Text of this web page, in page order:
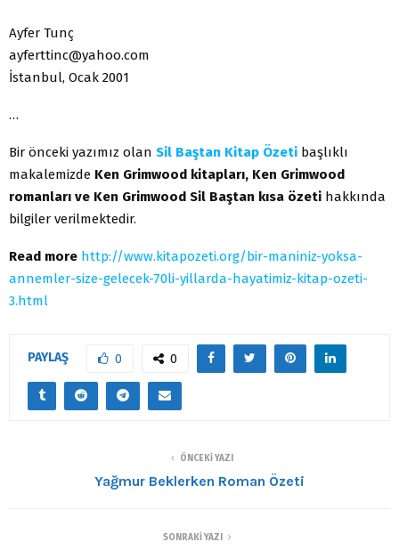
Ayfer Tunç
ayferttinc@yahoo.com
İstanbul, Ocak 2001
…
Bir önceki yazımız olan Sil Baştan Kitap Özeti başlıklı
makalemizde Ken Grimwood kitapları, Ken Grimwood
romanları ve Ken Grimwood Sil Baştan kısa özeti hakkında
bilgiler verilmektedir.
Read more http://www.kitapozeti.org/bir-maniniz-yoksa-
annemler-size-gelecek-70li-yillarda-hayatimiz-kitap-ozeti-
3.html
PAYLAŞ 0 0
ÖNCEKI YAZI
Yağmur Beklerken Roman Özeti
SONRAKI YAZI